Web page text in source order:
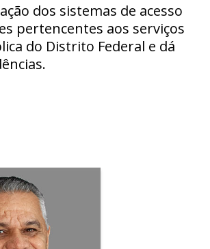
dos sistemas de acesso
pertencentes aos serviços
do Distrito Federal e dá